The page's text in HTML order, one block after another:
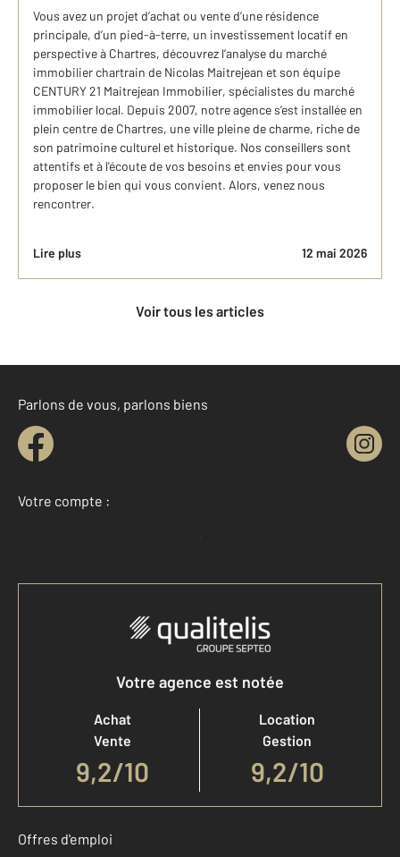
Vous avez un projet d’achat ou vente d’une résidence
principale, d’un pied-à-terre, un investissement locatif en
perspective à Chartres, découvrez l’analyse du marché
immobilier chartrain de Nicolas Maitrejean et son équipe
CENTURY 21 Maitrejean Immobilier, spécialistes du marché
immobilier local. Depuis 2007, notre agence s’est installée en
plein centre de Chartres, une ville pleine de charme, riche de
son patrimoine culturel et historique. Nos conseillers sont
attentifs et à l'écoute de vos besoins et envies pour vous
proposer le bien qui vous convient. Alors, venez nous
rencontrer.
Lire plus 12 mai 2026
Voir tous les articles
Parlons de vous, parlons biens
Votre compte :
Accéder à mon compte
Votre agence est notée
Achat
Vente
9,2/10
Location
Gestion
9,2/10
Offres d'emploi